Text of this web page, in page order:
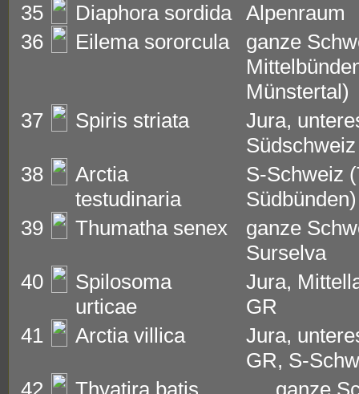
35
Diaphora sordida Alpenraum
36
Eilema sororcula
ganze
Münstertal)
37
Spiris striata
Jura,
Südschweiz
38
Arctia
testudinaria
S-Schweiz
Südbünden)
39
Thumatha senex
ganze
Surselva
40
Spilosoma
urticae
Jura,
GR
41
Arctia villica
Jura,
GR, S-
42
Thyatira batis
ganze